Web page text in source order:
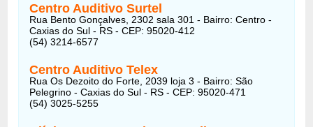
Centro Auditivo Surtel
Rua Bento Gonçalves, 2302 sala 301 - Bairro: Centro -
Caxias do Sul - RS - CEP: 95020-412
(54) 3214-6577
Centro Auditivo Telex
Rua Os Dezoito do Forte, 2039 loja 3 - Bairro: São
Pelegrino - Caxias do Sul - RS - CEP: 95020-471
(54) 3025-5255